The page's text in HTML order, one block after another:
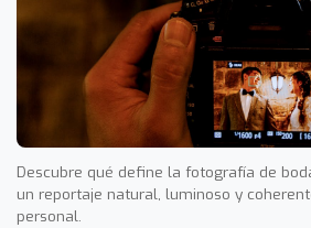
Descubre qué define la fotografía de
un reportaje natural, luminoso y
personal.